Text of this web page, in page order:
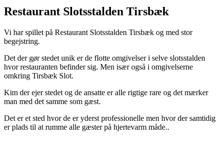
Restaurant Slotsstalden Tirsbæk
Vi har spillet på Restaurant Slotsstalden Tirsbæk og med stor
begejstring.
Det der gør stedet unik er de flotte omgivelser i selve slotsstalden
hvor restauranten befinder sig. Men især også i omgivelserne
omkring Tirsbæk Slot.
Kim der ejer stedet og de ansatte er alle rigtige rare og det mærker
man med det samme som gæst.
Det er et sted hvor de er yderst professionelle men hvor der samtidig
er plads til at rumme alle gæster på hjertevarm måde..